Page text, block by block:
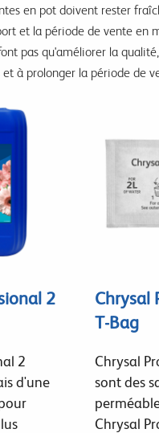
en pot doivent rester
et la période de vente en
pas qu'améliorer la
à prolonger la période de
2
2
d'une
Chrysal
T-Bag
Chrysal
sont des
Chrysal